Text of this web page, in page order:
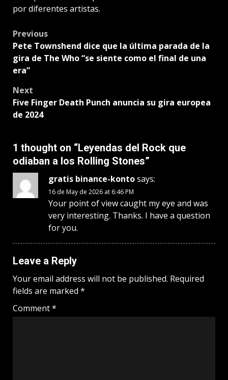
por diferentes artistas.
Post
navigation
Previous
Pete Townshend dice que la última parada de la
gira de The Who “se siente como el final de una
era”
Next
Five Finger Death Punch anuncia su gira europea
de 2024
1 thought on “Leyendas del Rock que
odiaban a los Rolling Stones”
gratis binance-kontosays:
16 de May de 2026 at 6:46 PM
Your point of view caught my eye and was
very interesting. Thanks. I have a question
for you.
Leave a Reply
Your email address will not be published. Required
fields are marked *
Comment*